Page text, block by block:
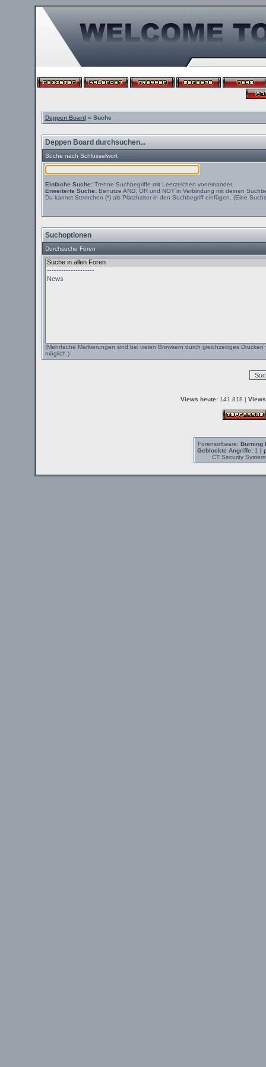
Deppen Board» Suche
Deppen Board durchsuchen...
Suche nach Schlüsselwort
Einfache Suche:Trenne Suchbegriffe mit Leerzeichen voneinander.
Erweiterte Suche:Benutze AND, OR und NOT in Verbindung mit deinen
Du kannst Sternchen (*) als Platzhalter in den Suchbegriff einfügen. (Eine
Suchoptionen
Durchsuche Foren
(Mehrfache Markierungen sind bei vielen Browsern durch gleichzeitiges Drücken
möglich.)
Views heute: 141.818 |
Forensoftware: Burning
Geblockte Angriffe:1 |
CT Security